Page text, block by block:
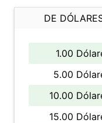
DE
1.00
5.00
10.00
15.00